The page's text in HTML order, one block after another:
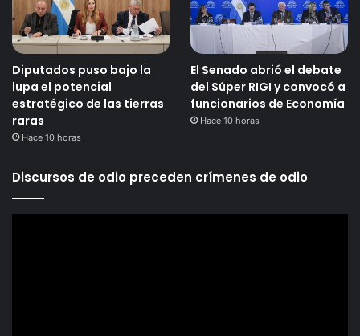
Diputados puso bajo la
lupa el potencial
estratégico de las tierras
raras
Hace 10 horas
El Senado abrió el debate
del Súper RIGI y convocó a
funcionarios de Economía
Hace 10 horas
Discursos de odio preceden crímenes de odio